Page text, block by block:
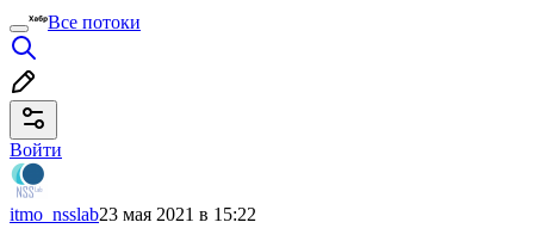
Все потоки
Войти
itmo_nsslab23 мая 2021 в 15:22